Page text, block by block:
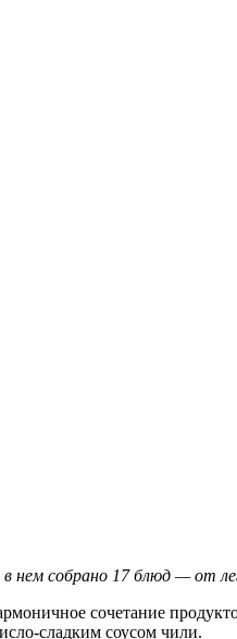
собрано 17 блюд — от
сочетание
сладким соусом чили.